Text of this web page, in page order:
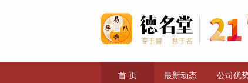
首 页 最新动态 公司优